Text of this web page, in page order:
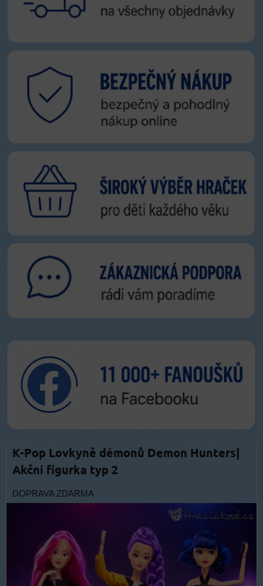
K-Pop Lovkyně démonů Demon Hunters|
Akční figurka typ 2
DOPRAVA ZDARMA